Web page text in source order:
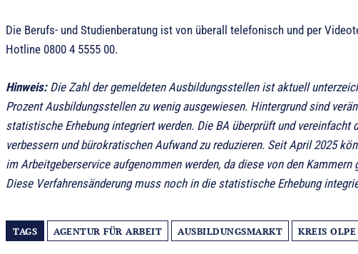
Die Berufs- und Studienberatung ist von überall telefonisch und per
Hotline 0800 4 5555 00.
Hinweis:Die Zahl der gemeldeten Ausbildungsstellen ist aktuell
Prozent Ausbildungsstellen zu wenig ausgewiesen. Hintergrund sind
statistische Erhebung integriert werden. Die BA überprüft und
verbessern und bürokratischen Aufwand zu reduzieren. Seit April 2025
im Arbeitgeberservice aufgenommen werden, da diese von den
Diese Verfahrensänderung muss noch in die statistische Erhebung
TAGS AGENTUR FÜR ARBEIT AUSBILDUNGSMARKT KREIS OLPE